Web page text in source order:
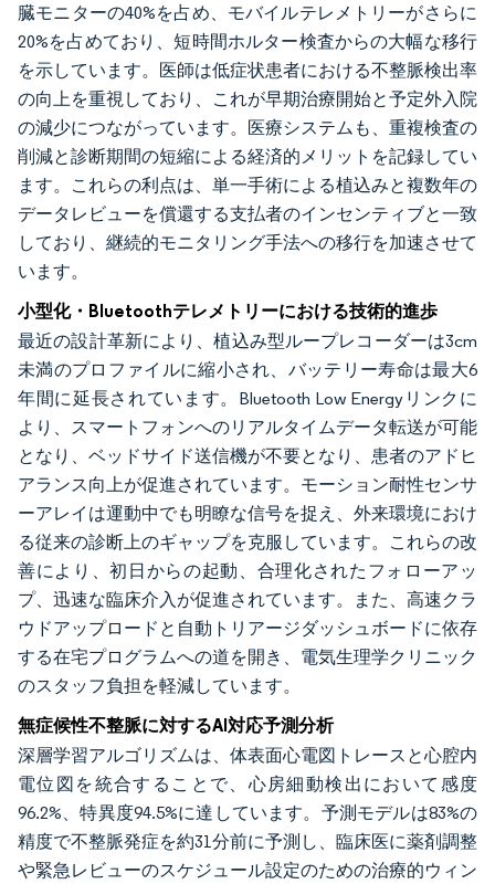
臓モニターの40%を占め、モバイルテレメトリーがさらに
20%を占めており、短時間ホルター検査からの大幅な移行
を示しています。医師は低症状患者における不整脈検出率
の向上を重視しており、これが早期治療開始と予定外入院
の減少につながっています。医療システムも、重複検査の
削減と診断期間の短縮による経済的メリットを記録してい
ます。これらの利点は、単一手術による植込みと複数年の
データレビューを償還する支払者のインセンティブと一致
しており、継続的モニタリング手法への移行を加速させて
います。
小型化・Bluetoothテレメトリーにおける技術的進歩
最近の設計革新により、植込み型ループレコーダーは3cm
未満のプロファイルに縮小され、バッテリー寿命は最大6
年間に延長されています。Bluetooth Low Energyリンクに
より、スマートフォンへのリアルタイムデータ転送が可能
となり、ベッドサイド送信機が不要となり、患者のアドヒ
アランス向上が促進されています。モーション耐性センサ
ーアレイは運動中でも明瞭な信号を捉え、外来環境におけ
る従来の診断上のギャップを克服しています。これらの改
善により、初日からの起動、合理化されたフォローアッ
プ、迅速な臨床介入が促進されています。また、高速クラ
ウドアップロードと自動トリアージダッシュボードに依存
する在宅プログラムへの道を開き、電気生理学クリニック
のスタッフ負担を軽減しています。
無症候性不整脈に対するAI対応予測分析
深層学習アルゴリズムは、体表面心電図トレースと心腔内
電位図を統合することで、心房細動検出において感度
96.2%、特異度94.5%に達しています。予測モデルは83%の
精度で不整脈発症を約31分前に予測し、臨床医に薬剤調整
や緊急レビューのスケジュール設定のための治療的ウィン